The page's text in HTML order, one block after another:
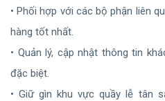
• Phối hợp với các bộ phận liên
hàng tốt nhất.
• Quản lý, cập nhật thông tin
đặc biệt.
• Giữ gìn khu vực quầy lễ tân